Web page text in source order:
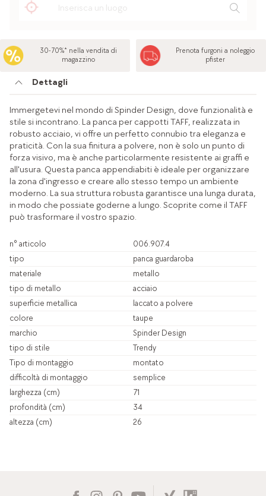
30-70%* nella vendita di
magazzino
Prenota furgoni a noleggio
pfister
Dettagli
Immergetevi nel mondo di Spinder Design, dove funzionalità e
stile si incontrano. La panca per cappotti TAFF, realizzata in
robusto acciaio, vi offre un perfetto connubio tra eleganza e
praticità. Con la sua finitura a polvere, non è solo un punto di
forza visivo, ma è anche particolarmente resistente ai graffi e
all'usura. Questa panca appendiabiti è ideale per organizzare
la zona d'ingresso e creare allo stesso tempo un ambiente
moderno. La sua struttura robusta garantisce una lunga durata,
in modo che possiate goderne a lungo. Scoprite come il TAFF
può trasformare il vostro spazio.
n° articolo
006.907.4
tipo
panca guardaroba
materiale
metallo
tipo di metallo
acciaio
superficie metallica
laccato a polvere
colore
taupe
marchio
Spinder Design
tipo di stile
Trendy
Tipo di montaggio
montato
difficoltà di montaggio
semplice
larghezza (cm)
71
profondità (cm)
34
altezza (cm)
26